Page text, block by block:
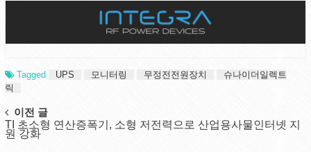
Tagged UPS 모니터링 무정전전원장치
슈나이더일렉트
릭
Post
navigation
이전 글
TI 초소형 연산증폭기, 소형 저전력으로 산업용사물인터넷 지
원 강화